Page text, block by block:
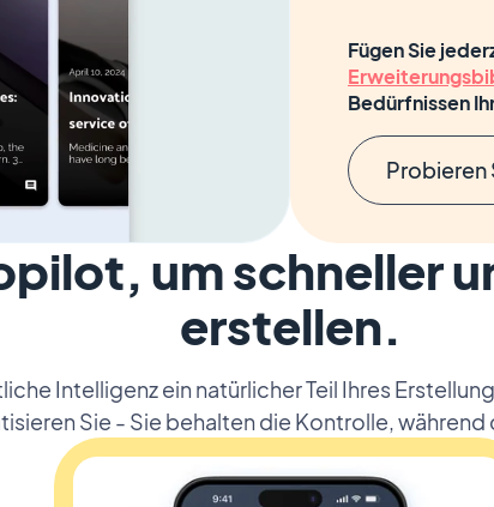
Fügen Sie
Bedürfnissen
Probieren
um schneller
erstellen.
Intelligenz ein natürlicher Teil Ihres
Sie - Sie behalten die Kontrolle, während